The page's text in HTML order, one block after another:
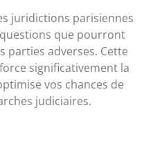
juridictions parisiennes
que pourront
parties adverses. Cette
significativement la
vos chances de
judiciaires.